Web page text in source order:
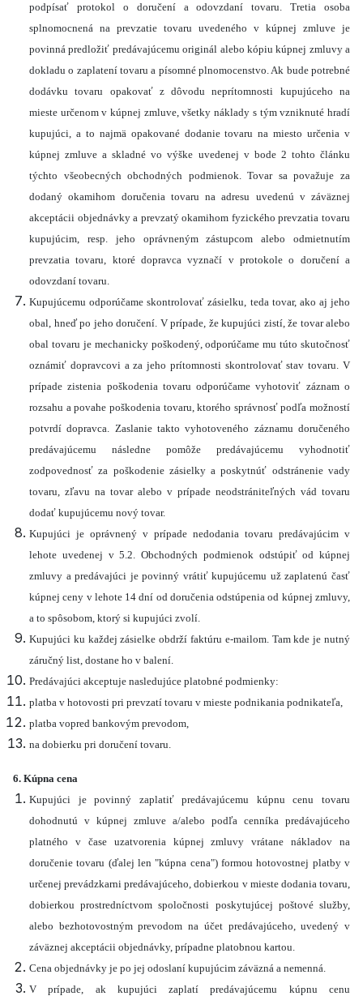
podpísať protokol o doručení a odovzdaní tovaru. Tretia osoba
splnomocnená na prevzatie tovaru uvedeného v kúpnej zmluve je
povinná predložiť predávajúcemu originál alebo kópiu kúpnej zmluvy a
dokladu o zaplatení tovaru a písomné plnomocenstvo. Ak bude potrebné
dodávku tovaru opakovať z dôvodu neprítomnosti kupujúceho na
mieste určenom v kúpnej zmluve, všetky náklady s tým vzniknuté hradí
kupujúci, a to najmä opakované dodanie tovaru na miesto určenia v
kúpnej zmluve a skladné vo výške uvedenej v bode 2 tohto článku
týchto všeobecných obchodných podmienok. Tovar sa považuje za
dodaný okamihom doručenia tovaru na adresu uvedenú v záväznej
akceptácii objednávky a prevzatý okamihom fyzického prevzatia tovaru
kupujúcim, resp. jeho oprávneným zástupcom alebo odmietnutím
prevzatia tovaru, ktoré dopravca vyznačí v protokole o doručení a
odovzdaní tovaru.
Kupujúcemu odporúčame skontrolovať zásielku, teda tovar, ako aj jeho
obal, hneď po jeho doručení. V prípade, že kupujúci zistí, že tovar alebo
obal tovaru je mechanicky poškodený, odporúčame mu túto skutočnosť
oznámiť dopravcovi a za jeho prítomnosti skontrolovať stav tovaru. V
prípade zistenia poškodenia tovaru odporúčame vyhotoviť záznam o
rozsahu a povahe poškodenia tovaru, ktorého správnosť podľa možností
potvrdí dopravca. Zaslanie takto vyhotoveného záznamu doručeného
predávajúcemu následne pomôže predávajúcemu vyhodnotiť
zodpovednosť za poškodenie zásielky a poskytnúť odstránenie vady
tovaru, zľavu na tovar alebo v prípade neodstrániteľných vád tovaru
dodať kupujúcemu nový tovar.
Kupujúci je oprávnený v prípade nedodania tovaru predávajúcim v
lehote uvedenej v 5.2. Obchodných podmienok odstúpiť od kúpnej
zmluvy a predávajúci je povinný vrátiť kupujúcemu už zaplatenú časť
kúpnej ceny v lehote 14 dní od doručenia odstúpenia od kúpnej zmluvy,
a to spôsobom, ktorý si kupujúci zvolí.
Kupujúci ku každej zásielke obdrží faktúru e-mailom. Tam kde je nutný
záručný list, dostane ho v balení.
Predávajúci akceptuje nasledujúce platobné podmienky:
platba v hotovosti pri prevzatí tovaru v mieste podnikania podnikateľa,
platba vopred bankovým prevodom,
na dobierku pri doručení tovaru.
6. Kúpna cena
Kupujúci je povinný zaplatiť predávajúcemu kúpnu cenu tovaru
dohodnutú v kúpnej zmluve a/alebo podľa cenníka predávajúceho
platného v čase uzatvorenia kúpnej zmluvy vrátane nákladov na
doručenie tovaru (ďalej len "kúpna cena") formou hotovostnej platby v
určenej prevádzkarni predávajúceho, dobierkou v mieste dodania tovaru,
dobierkou prostredníctvom spoločnosti poskytujúcej poštové služby,
alebo bezhotovostným prevodom na účet predávajúceho, uvedený v
záväznej akceptácii objednávky, prípadne platobnou kartou.
Cena objednávky je po jej odoslaní kupujúcim záväzná a nemenná.
V prípade, ak kupujúci zaplatí predávajúcemu kúpnu cenu